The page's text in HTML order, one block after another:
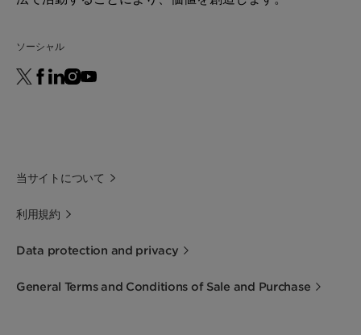
ソーシャル
当サイトについて
利用規約
Data protection and privacy
General Terms and Conditions of Sale and Purchase